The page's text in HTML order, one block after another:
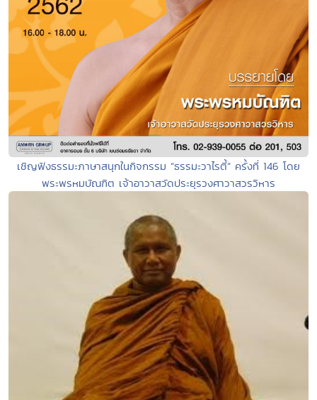
เชิญฟังธรรมะภาษาสนุกในกิจกรรม “ธรรมะวาไรตี้” ครั้งที่ 146 โดย
พระพรหมบัณฑิต เจ้าอาวาสวัดประยุรวงศาวาสวรวิหาร